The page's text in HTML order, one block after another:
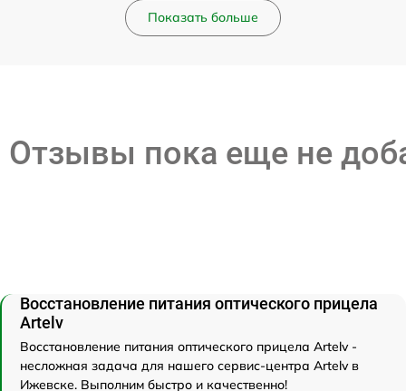
Показать больше
Отзывы пока еще не
Восстановление питания оптического прицела
Artelv
Восстановление питания оптического прицела Artelv -
несложная задача для нашего сервис-центра Artelv в
Ижевске. Выполним быстро и качественно!